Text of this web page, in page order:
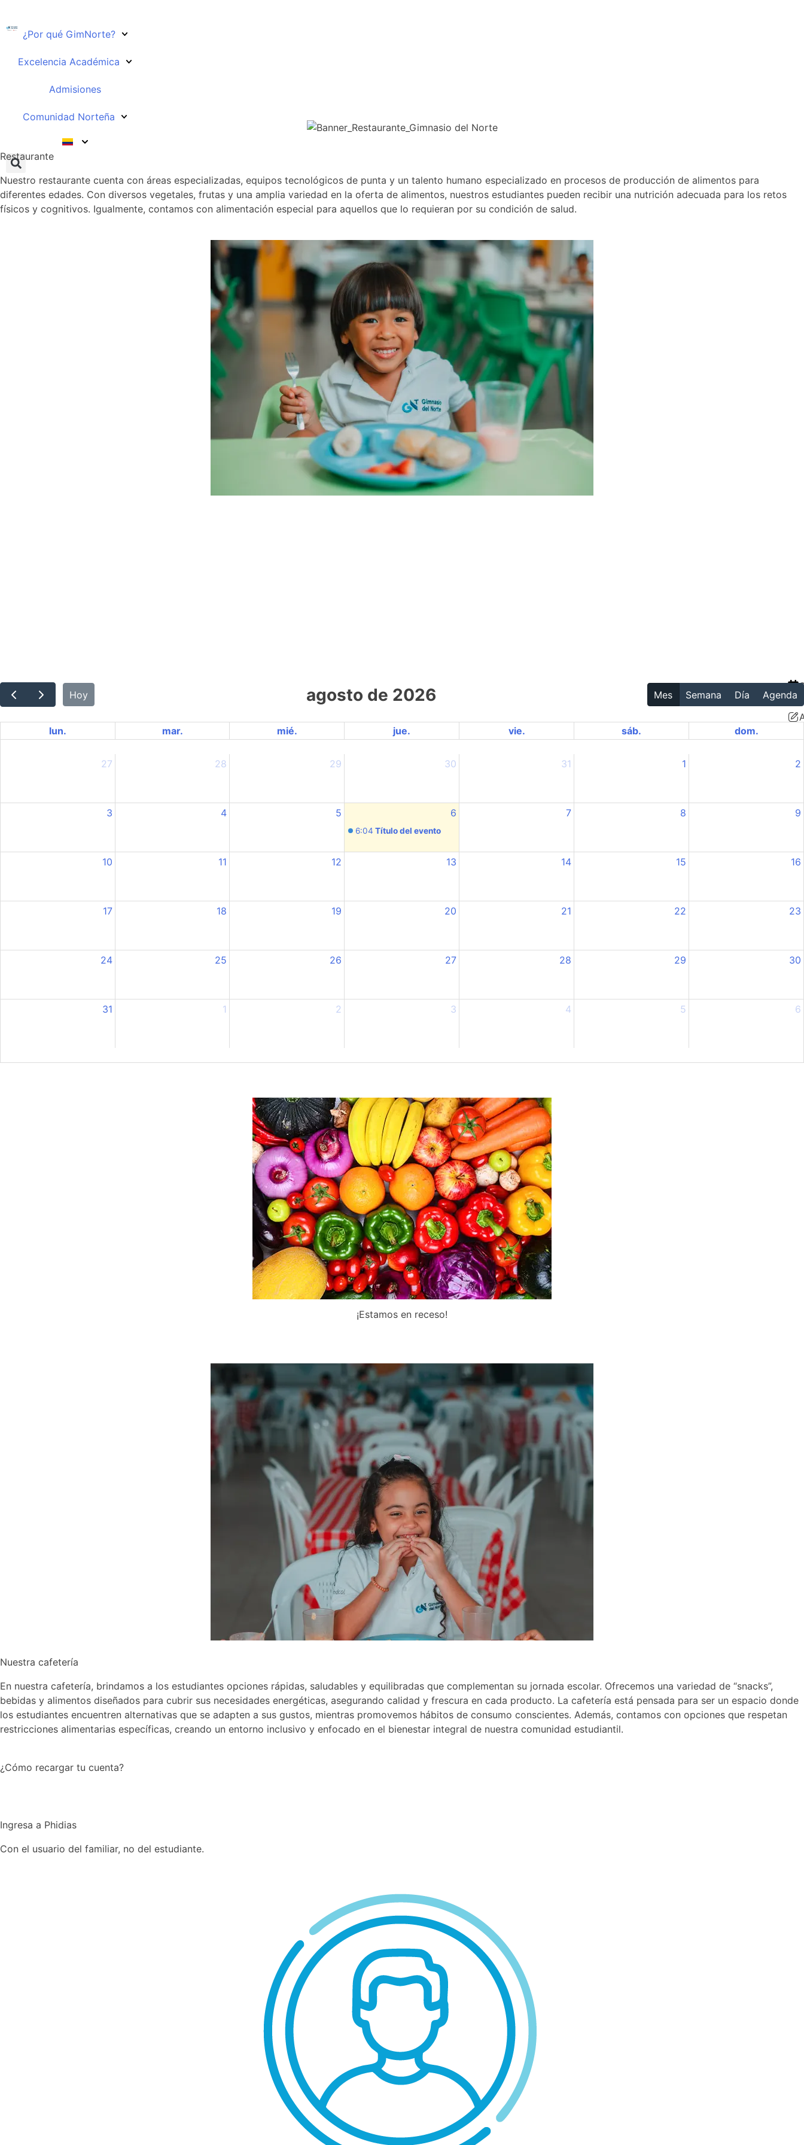
¿Por qué GimNorte?
Excelencia Académica
Admisiones
Comunidad Norteña
Restaurante
Nuestro restaurante cuenta con áreas especializadas, equipos tecnológicos de punta y un talento humano especializado en procesos de producción de alimentos para
diferentes edades. Con diversos vegetales, frutas y una amplia variedad en la oferta de alimentos, nuestros estudiantes pueden recibir una nutrición adecuada para los retos
físicos y cognitivos. Igualmente, contamos con alimentación especial para aquellos que lo requieran por su condición de salud.
Hoy agosto de 2026 Mes Semana Día Agenda
lun. mar. mié. jue. vie. sáb. dom.
27 28 29 30 31 1 2
3 4 5 6
6:04 Título del evento
7 8 9
10 11 12 13 14 15 16
17 18 19 20 21 22 23
24 25 26 27 28 29 30
31 1 2 3 4 5 6
¡Estamos en receso!
Nuestra cafetería
En nuestra cafetería, brindamos a los estudiantes opciones rápidas, saludables y equilibradas que complementan su jornada escolar. Ofrecemos una variedad de “snacks”,
bebidas y alimentos diseñados para cubrir sus necesidades energéticas, asegurando calidad y frescura en cada producto. La cafetería está pensada para ser un espacio donde
los estudiantes encuentren alternativas que se adapten a sus gustos, mientras promovemos hábitos de consumo conscientes. Además, contamos con opciones que respetan
restricciones alimentarias específicas, creando un entorno inclusivo y enfocado en el bienestar integral de nuestra comunidad estudiantil.
¿Cómo recargar tu cuenta?
Ingresa a Phidias
Con el usuario del familiar, no del estudiante.